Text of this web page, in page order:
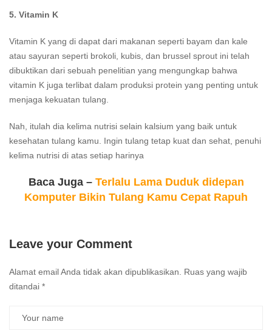
5. Vitamin K
Vitamin K yang di dapat dari makanan seperti bayam dan kale
atau sayuran seperti brokoli, kubis, dan brussel sprout ini telah
dibuktikan dari sebuah penelitian yang mengungkap bahwa
vitamin K juga terlibat dalam produksi protein yang penting untuk
menjaga kekuatan tulang.
Nah, itulah dia kelima nutrisi selain kalsium yang baik untuk
kesehatan tulang kamu. Ingin tulang tetap kuat dan sehat, penuhi
kelima nutrisi di atas setiap harinya
Baca Juga – Terlalu Lama Duduk didepan
Komputer Bikin Tulang Kamu Cepat Rapuh
Leave your Comment
Alamat email Anda tidak akan dipublikasikan.
Ruas yang wajib
ditandai *